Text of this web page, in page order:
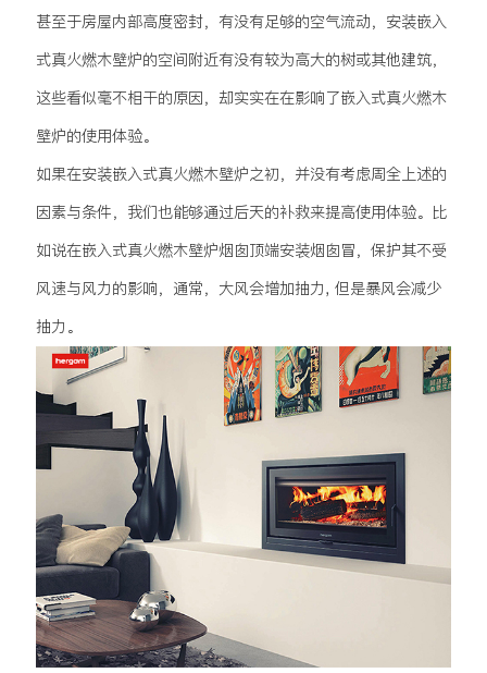
甚至于房屋内部高度密封，有没有足够的空气流动，安装嵌入
式真火燃木壁炉的空间附近有没有较为高大的树或其他建筑，
这些看似毫不相干的原因，却实实在在影响了嵌入式真火燃木
壁炉的使用体验。
如果在安装嵌入式真火燃木壁炉之初，并没有考虑周全上述的
因素与条件，我们也能够通过后天的补救来提高使用体验。比
如说在嵌入式真火燃木壁炉烟囱顶端安装烟囱冒，保护其不受
风速与风力的影响，通常，大风会增加抽力, 但是暴风会减少
抽力。